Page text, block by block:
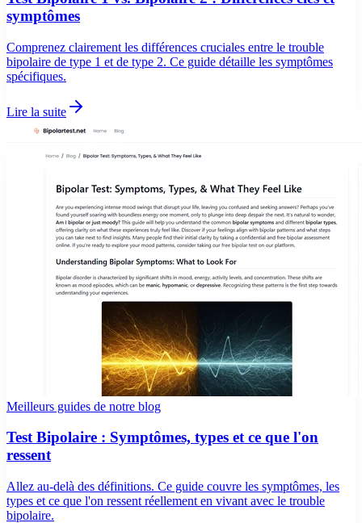
symptômes
Comprenez clairement les différences cruciales entre le trouble
bipolaire de type 1 et de type 2. Ce guide détaille les symptômes
spécifiques.
Lire la suite
Meilleurs guides de notre blog
Test Bipolaire : Symptômes, types et ce que l'on
ressent
Allez au-delà des définitions. Ce guide couvre les symptômes, les
types et ce que l'on ressent réellement en vivant avec le trouble
bipolaire.